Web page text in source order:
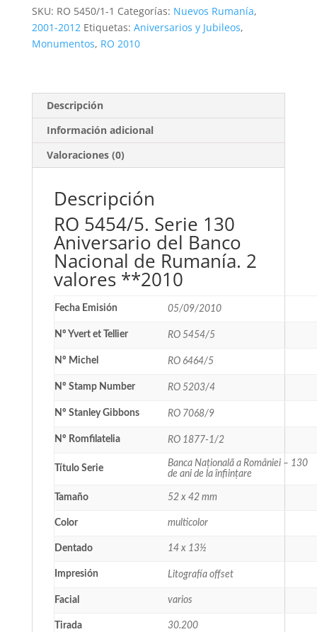
Aniversario
del
Banco
valores
**2010
cantidad
SKU: RO 5450/1-1 Categorías: Nuevos Rumanía,
2001-2012 Etiquetas: Aniversarios y Jubileos,
Monumentos, RO 2010
Descripción
Información adicional
Valoraciones (0)
Descripción
RO 5454/5. Serie 130
Aniversario del Banco
Nacional de Rumanía. 2
valores **2010
Fecha Emisión 05/09/2010
Nº Yvert et Tellier RO 5454/5
Nº Michel RO 6464/5
Nº Stamp Number RO 5203/4
Nº Stanley Gibbons RO 7068/9
Nº Romfilatelia RO 1877-1/2
Título Serie
Banca Naționalã a României – 130
de ani de la înființare
Tamaño 52 x 42 mm
Color multicolor
Dentado 14 x 13½
Impresión Litografía offset
Facial varios
Tirada 30.200